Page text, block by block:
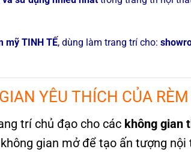
mỹ TINH TẾ, dùng làm trang trí cho:
YÊU THÍCH CỦA
trí chủ đạo cho các không gian
gian mở để tạo ấn tượng nội